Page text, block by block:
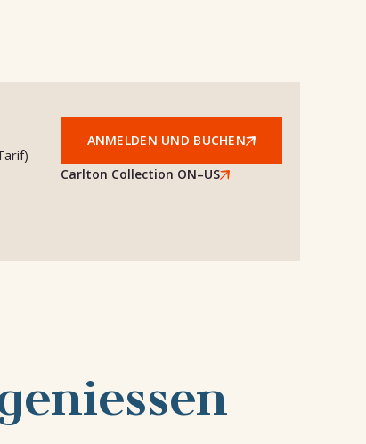
ANMELDEN UND BUCHEN
Carlton Collection ON–US